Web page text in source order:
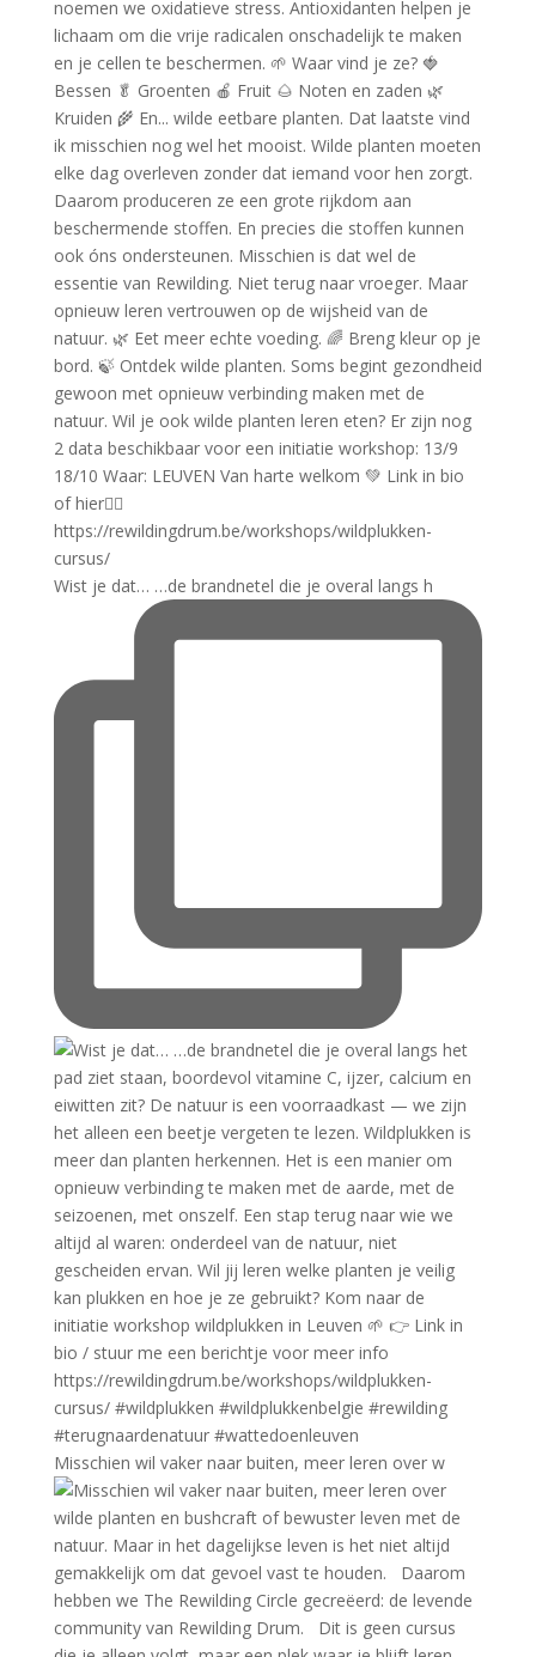
Wist je dat… …de brandnetel die je overal langs h
Misschien wil vaker naar buiten, meer leren over w